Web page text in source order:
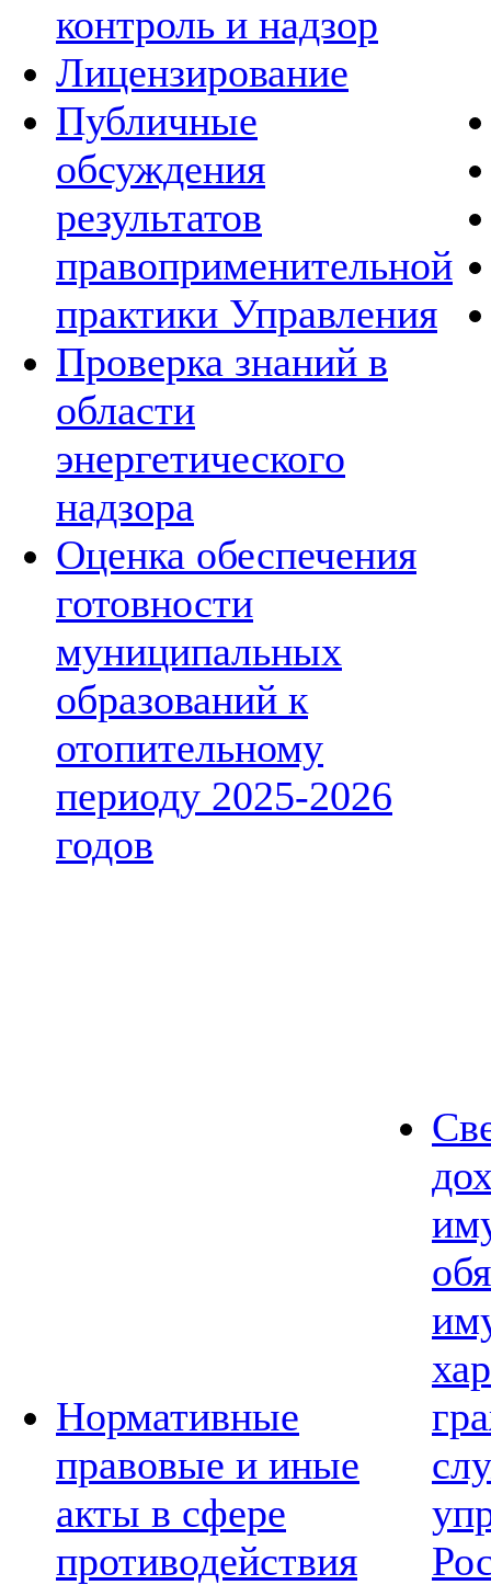
контроль и надзор
Лицензирование
Публичные
обсуждения
результатов
правоприменительной
практики Управления
Проверка знаний в
области
энергетического
надзора
Оценка обеспечения
готовности
муниципальных
образований к
отопительному
периоду 2025-2026
годов
Нормативные
правовые и иные
акты в сфере
противодействия